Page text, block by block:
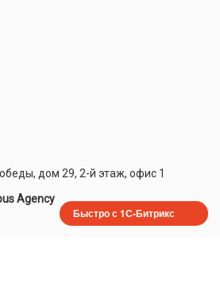
дом 29, 2-й этаж, офис 1
Agency
Быстро с 1С-Битрикс